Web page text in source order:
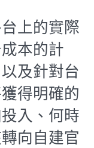
上的實際
本的計
及針對台
得明確的
入、何時
向自建官